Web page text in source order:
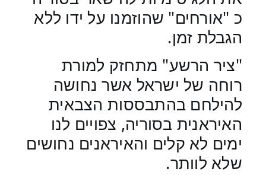
כ "אורחים" שהוזמנו על ידו ללא
הגבלת זמן.
"ציר הרשע" מתחזק למורת
רוחה של ישראל אשר נחושה
להילחם בהתבססות הצבאית
האיראנית בסוריה, צפויים לנו
ימים לא קלים והאיראנים נחושים
שלא לוותר.